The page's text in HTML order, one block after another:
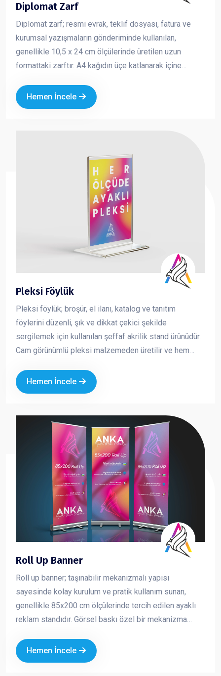
Diplomat Zarf
Diplomat zarf; resmi evrak, teklif dosyası, fatura ve
kurumsal yazışmaların gönderiminde kullanılan,
genellikle 10,5 x 24 cm ölçülerinde üretilen uzun
formattaki zarftır. A4 kağıdın üçe katlanarak içine
dünyasında en çok tercih edilen zarf türlerinden biridir.
Kurumsal logo ve iletişim bilgileriyle baskılı olarak
Hemen İncele
Pleksi Föylük
Pleksi föylük; broşür, el ilanı, katalog ve tanıtım
föylerini düzenli, şık ve dikkat çekici şekilde
sergilemek için kullanılan şeffaf akrilik stand ürünüdür.
Cam görünümlü pleksi malzemeden üretilir ve hem
bulunan baskının net şekilde görünmesini sağlayarak
tanıtım materyallerinizin daha profesyonel durmasını
müşteriye güven veren bir sunum yapmak için en çok
tercih edilen masaüstü tanıtım ürünlerinden biridir.
Hemen İncele
Roll Up Banner
Roll up banner; taşınabilir mekanizmalı yapısı
sayesinde kolay kurulum ve pratik kullanım sunan,
genellikle 85x200 cm ölçülerinde tercih edilen ayaklı
reklam standıdır. Görsel baskı özel bir mekanizma
çekilerek sabitlenir. Toplanmak istendiğinde ise tekrar
mekanizma içine rulo şeklinde sarılır. Hafif yapısı ve
Hemen İncele